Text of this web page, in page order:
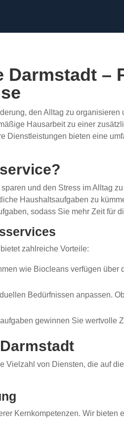
–
den Alltag zu
Hausarbeit zu einer
Dienstleistungen bieten eine
und den Stress im Alltag
Haushaltsaufgaben zu
sodass Sie mehr Zeit für
bietet zahlreiche Vorteile:
wie Biocleans verfügen
Bedürfnissen anpassen.
gewinnen Sie wertvolle
Vielzahl von Diensten, die auf
Kernkompetenzen. Wir